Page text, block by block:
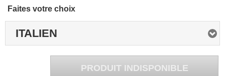
Faites votre choix
ITALIEN
PRODUIT INDISPONIBLE